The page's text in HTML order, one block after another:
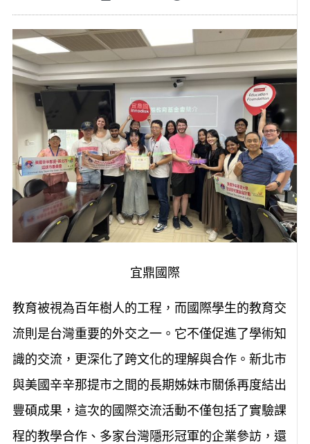
宜鼎國際
教育被視為百年樹人的工程，而國際學生的教育交
流則是台灣重要的外交之一。它不僅促進了學術知
識的交流，更深化了跨文化的理解與合作。新北市
與美國辛辛那提市之間的長期姊妹市關係再度結出
豐碩成果，這次的國際交流活動不僅包括了實驗課
程的教學合作、多家台灣隱形冠軍的企業參訪，還